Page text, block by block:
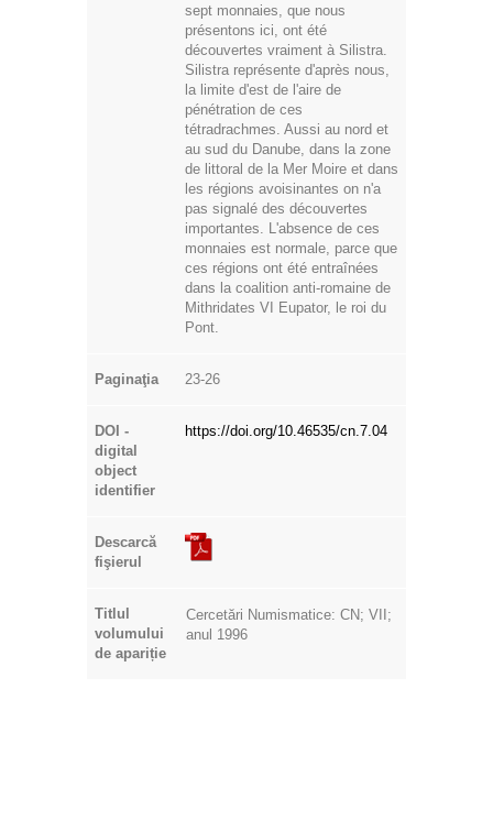
sept monnaies, que nous
présentons ici, ont été
découvertes vraiment à Silistra.
Silistra représente d'après nous,
la limite d'est de l'aire de
pénétration de ces
tétradrachmes. Aussi au nord et
au sud du Danube, dans la zone
de littoral de la Mer Moire et dans
les régions avoisinantes on n'a
pas signalé des découvertes
importantes. L'absence de ces
monnaies est normale, parce que
ces régions ont été entraînées
dans la coalition anti-romaine de
Mithridates VI Eupator, le roi du
Pont.
Paginaţia 23-26
DOI -
digital
object
identifier
https://doi.org/10.46535/cn.7.04
Descarcă
fişierul
Titlul
volumului
de apariție
Cercetări Numismatice: CN; VII;
anul 1996